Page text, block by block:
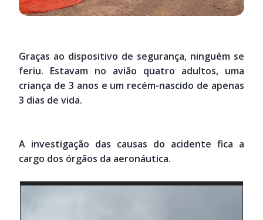
Graças ao dispositivo de segurança, ninguém se
feriu. Estavam no avião quatro adultos, uma
criança de 3 anos e um recém-nascido de apenas
3 dias de vida.
A investigação das causas do acidente fica a
cargo dos órgãos da aeronáutica.
Tocador